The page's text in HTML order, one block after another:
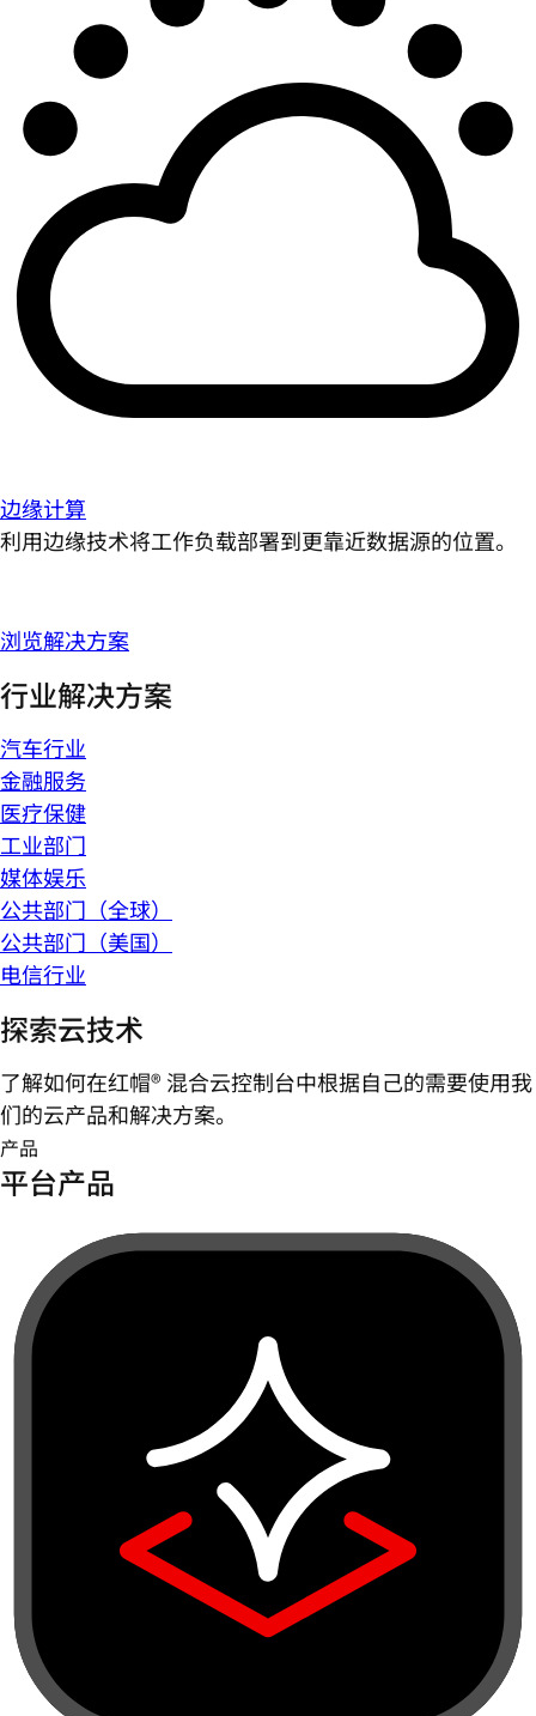
边缘计算
利用边缘技术将工作负载部署到更靠近数据源的位置。
浏览解决方案
行业解决方案
汽车行业
金融服务
医疗保健
工业部门
媒体娱乐
公共部门（全球）
公共部门（美国）
电信行业
探索云技术
了解如何在红帽® 混合云控制台中根据自己的需要使用我
们的云产品和解决方案。
产品
平台产品